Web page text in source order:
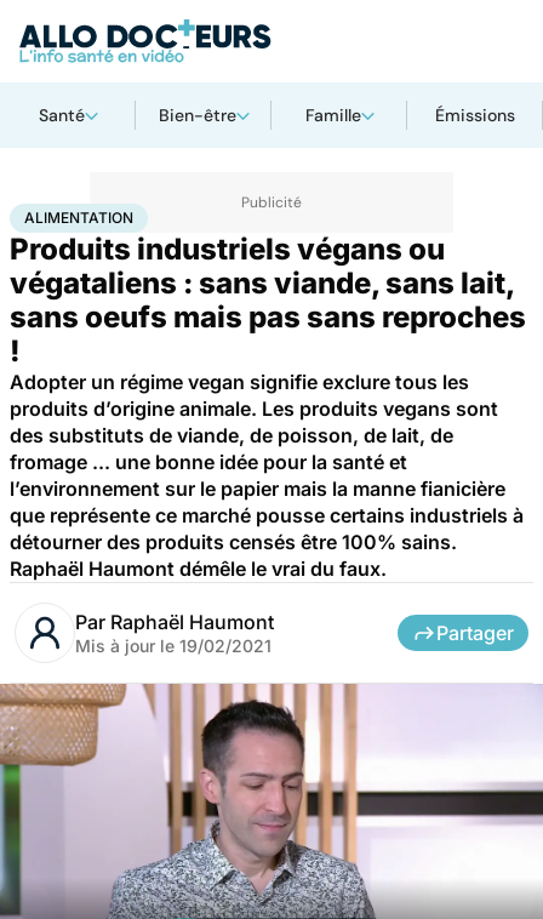
Santé Bien-être Famille Émissions
AccueilSantéAlimentation
ALIMENTATION
Produits industriels végans ou
végataliens : sans viande, sans lait,
sans oeufs mais pas sans reproches
!
Adopter un régime vegan signifie exclure tous les
produits d’origine animale. Les produits vegans sont
des substituts de viande, de poisson, de lait, de
fromage ... une bonne idée pour la santé et
l’environnement sur le papier mais la manne fianicière
que représente ce marché pousse certains industriels à
détourner des produits censés être 100% sains.
Raphaël Haumont démêle le vrai du faux.
Par Raphaël Haumont
Mis à jour le 19/02/2021
Partager